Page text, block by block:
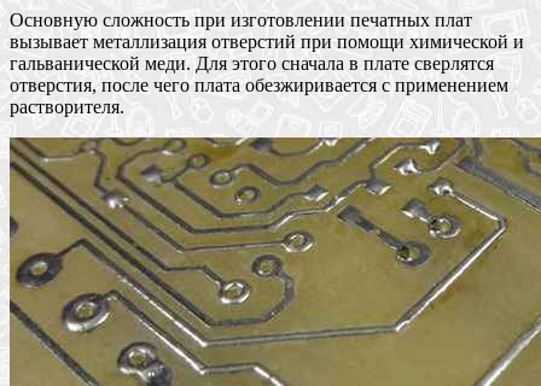
Основную сложность при изготовлении печатных плат
вызывает металлизация отверстий при помощи химической и
гальванической меди. Для этого сначала в плате сверлятся
отверстия, после чего плата обезжиривается с применением
растворителя.